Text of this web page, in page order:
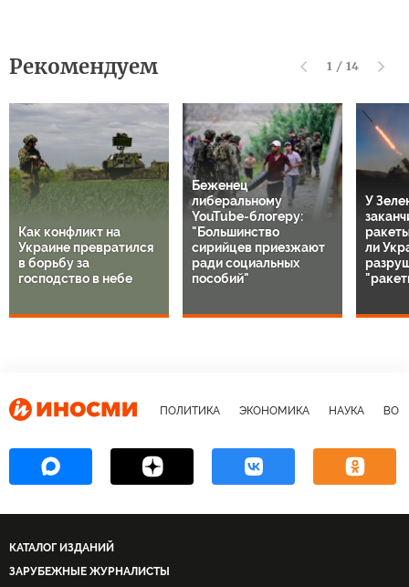
Рекомендуем 1 / 14
Как конфликт на
Украине превратился
в борьбу за
господство в небе
Беженец
либеральному
YouTube-блогеру:
"Большинство
сирийцев приезжают
ради социальных
пособий"
У
ли
ПОЛИТИКА ЭКОНОМИКА НАУКА
КАТАЛОГ ИЗДАНИЙ
ЗАРУБЕЖНЫЕ ЖУРНАЛИСТЫ